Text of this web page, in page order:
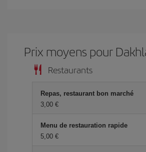
Prix ​​moyens pour
Restaurants
Repas, restaurant bon marché
3,00 €
Menu de restauration rapide
5,00 €